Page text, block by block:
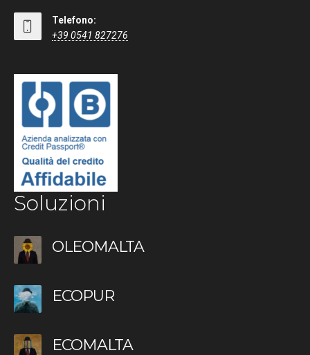
Telefono:
+39 0541 827276
Soluzioni
OLEOMALTA
ECOPUR
ECOMALTA